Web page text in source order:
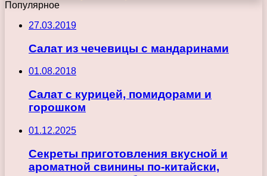
Популярное
27.03.2019
Салат из чечевицы с мандаринами
01.08.2018
Салат с курицей, помидорами и
горошком
01.12.2025
Секреты приготовления вкусной и
ароматной свинины по-китайски,